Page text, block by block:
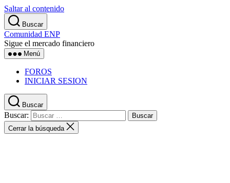
Saltar al contenido
Buscar
Comunidad ENP
Sigue el mercado financiero
Menú
FOROS
INICIAR SESION
Buscar
Buscar:
Cerrar la búsqueda